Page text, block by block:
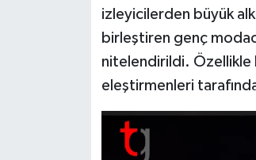
izleyicilerden büyük
birleştiren genç
nitelendirildi. Özellikle
eleştirmenleri